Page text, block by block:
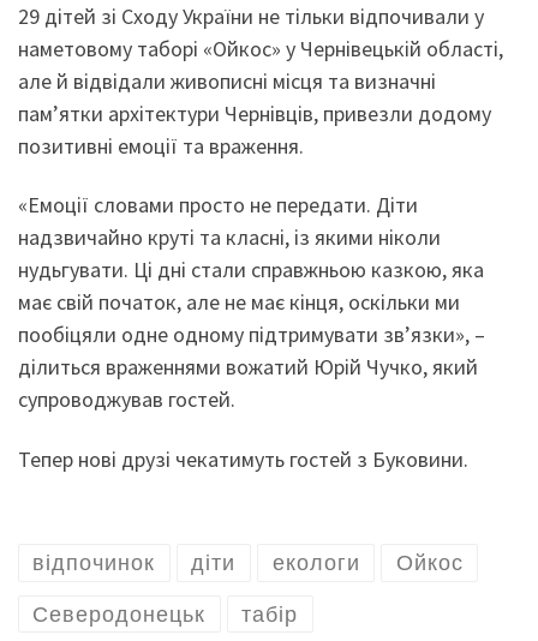
29 дітей зі Сходу України не тільки відпочивали у
наметовому таборі «Ойкос» у Чернівецькій області,
але й відвідали живописні місця та визначні
пам’ятки архітектури Чернівців, привезли додому
позитивні емоції та враження.
«Емоції словами просто не передати. Діти
надзвичайно круті та класні, із якими ніколи
нудьгувати. Ці дні стали справжньою казкою, яка
має свій початок, але не має кінця, оскільки ми
пообіцяли одне одному підтримувати зв’язки», –
ділиться враженнями вожатий Юрій Чучко, який
супроводжував гостей.
Тепер нові друзі чекатимуть гостей з Буковини.
відпочинок діти екологи Ойкос
Северодонецьк табір